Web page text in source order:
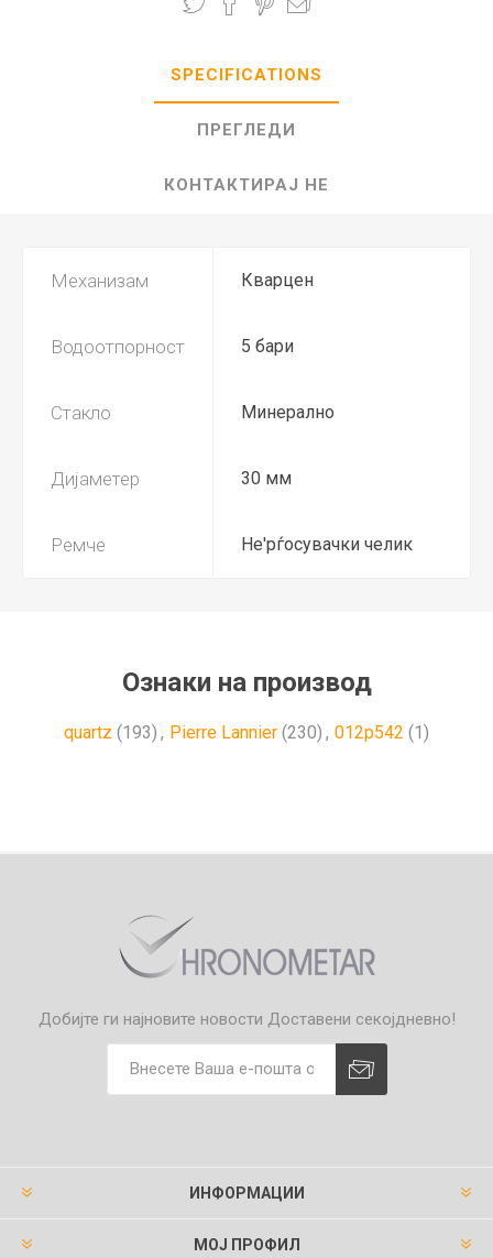
SPECIFICATIONS
ПРЕГЛЕДИ
КОНТАКТИРАЈ НЕ
Механизам Кварцен
Водоотпорност 5 бари
Стакло Минерално
Дијаметер 30 мм
Ремче Не'рѓосувачки челик
Ознаки на производ
quartz (193) , Pierre Lannier (230) , 012p542 (1)
Добијте ги најновите новости Доставени секојдневно!
ИНФОРМАЦИИ
МОЈ ПРОФИЛ